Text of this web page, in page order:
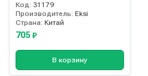
Код: 31179
Производитель: Eksi
Страна: Китай
705 ₽
В корзину